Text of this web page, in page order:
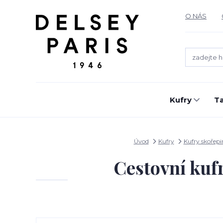
O NÁS
Kufry
Úvod Kufry Kufry
Cestovní